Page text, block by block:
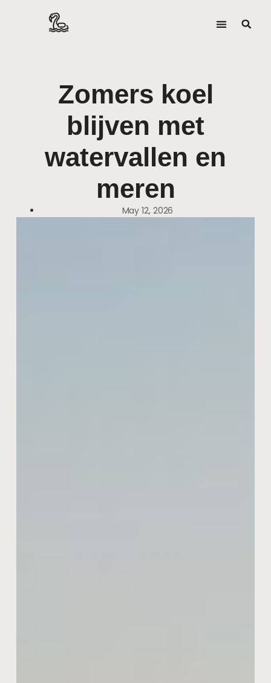
Zomers koel
blijven met
watervallen en
meren
May 12, 2026